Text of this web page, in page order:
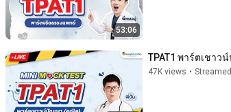
53:06
TPAT1 พาร์ตเชา
47K views •